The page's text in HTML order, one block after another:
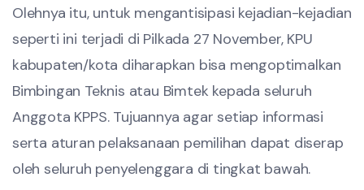
Olehnya itu, untuk mengantisipasi kejadian-kejadian
seperti ini terjadi di Pilkada 27 November, KPU
kabupaten/kota diharapkan bisa mengoptimalkan
Bimbingan Teknis atau Bimtek kepada seluruh
Anggota KPPS. Tujuannya agar setiap informasi
serta aturan pelaksanaan pemilihan dapat diserap
oleh seluruh penyelenggara di tingkat bawah.